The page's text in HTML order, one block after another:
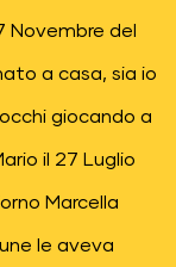
Novembre del
a casa, sia io
giocando a
il 27 Luglio
Marcella
le aveva